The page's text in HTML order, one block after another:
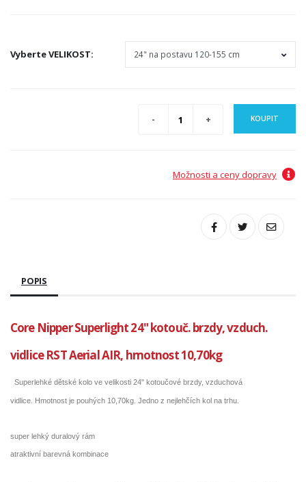
VyberteVELIKOST:
KOUPIT
Možnosti a ceny dopravy
POPIS
Core Nipper Superlight 24" kotouč. brzdy, vzduch.
vidlice RST Aerial AIR, hmotnost 10,70kg
Superlehké dětské kolo ve velikosti 24" kotoučové brzdy, vzduchová
vidlice. Hmotnost je pouhých 10,70kg. Jedno z nejlehčích kol na trhu.
super lehký duralový rám
atraktivní barevná kombinace